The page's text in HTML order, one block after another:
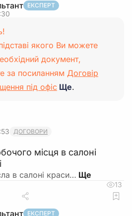
ЕКСПЕРТ
якого Ви можете
документ,
за посиланням Договір
під офіс Ще.
ДОГОВОРИ
місця в салоні
в салоні краси…
13
ЕКСПЕРТ